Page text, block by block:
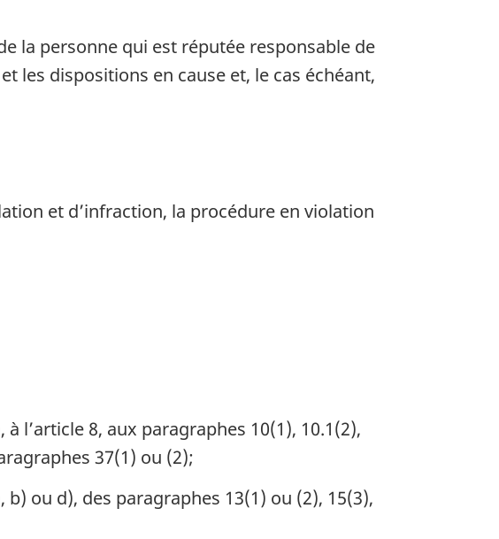
la personne qui est réputée responsable de
les dispositions en cause et, le cas échéant,
et d’infraction, la procédure en violation
l’article 8, aux paragraphes 10(1), 10.1(2),
37(1) ou (2);
ou d), des paragraphes 13(1) ou (2), 15(3),